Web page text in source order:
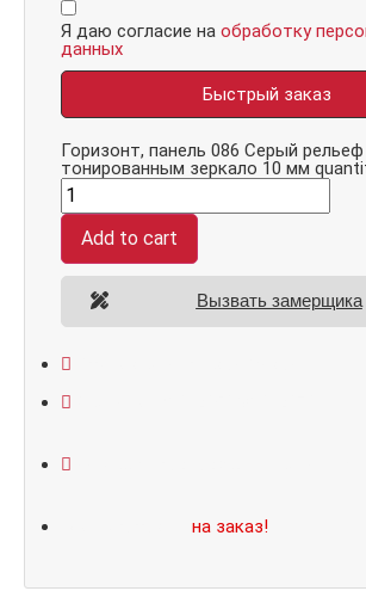
Я даю согласие на обработку
данных
Быстрый заказ
Горизонт, панель 086 Серый
тонированным зеркало 10 мм
Add to cart
Вызвать замерщика
на заказ!